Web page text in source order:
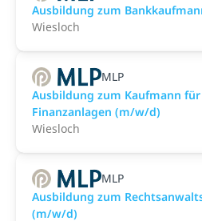
Ausbildung zum
Wiesloch
MLP
Ausbildung zum Kaufmann
Finanzanlagen (m/w/d)
Wiesloch
MLP
Ausbildung zum
(m/w/d)